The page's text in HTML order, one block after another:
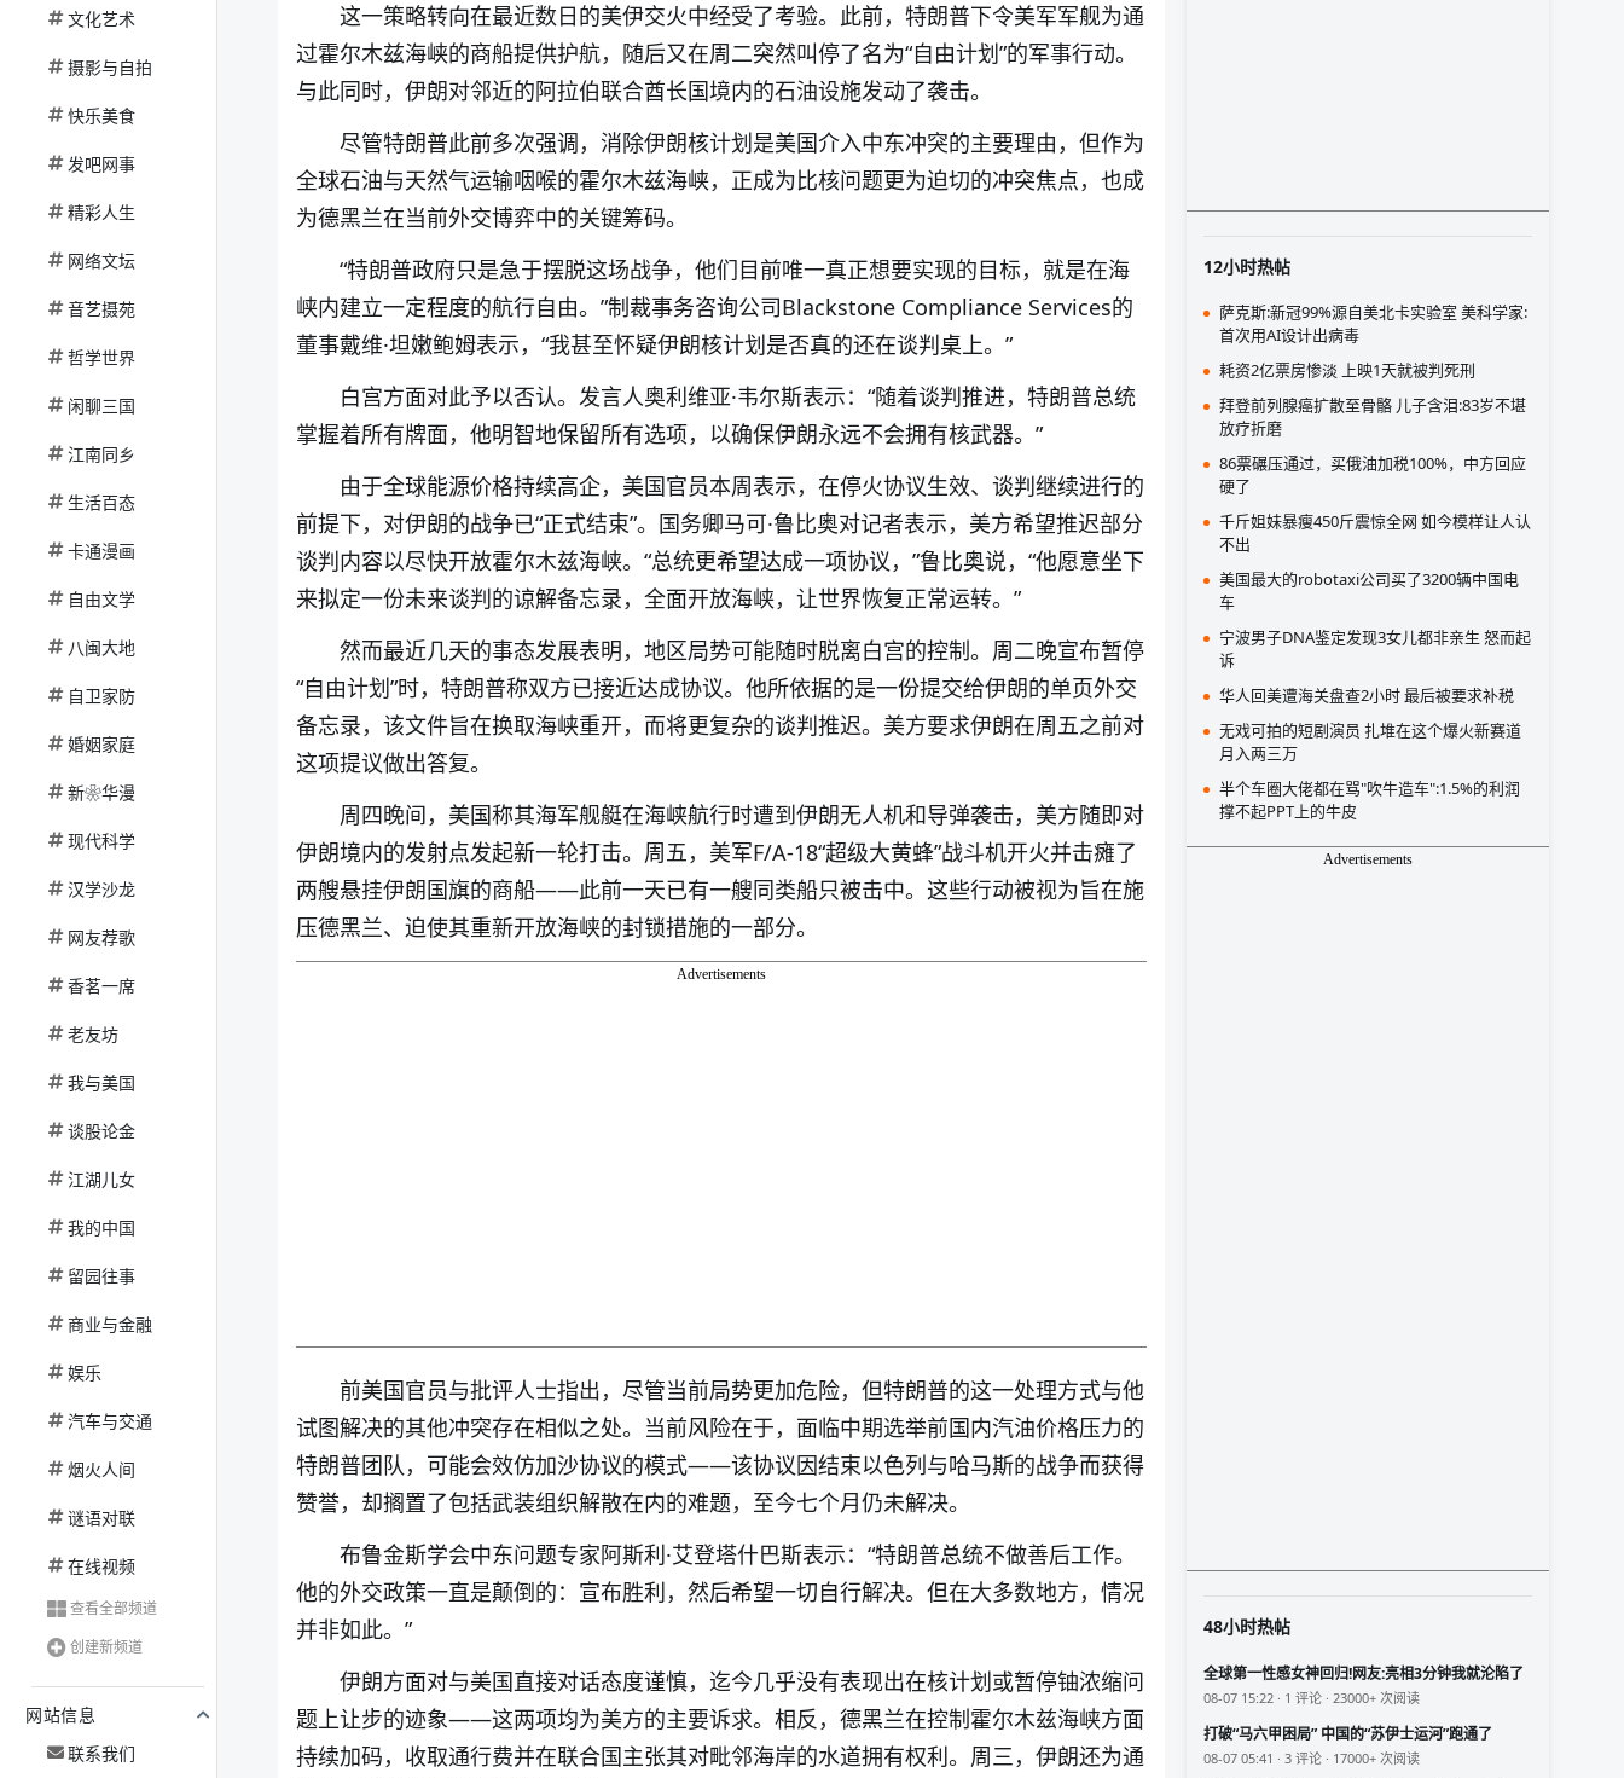
文化艺术
摄影与自拍
快乐美食
发吧网事
精彩人生
网络文坛
音艺摄苑
哲学世界
闲聊三国
江南同乡
生活百态
卡通漫画
自由文学
八闽大地
自卫家防
婚姻家庭
新❀华漫
现代科学
汉学沙龙
网友荐歌
香茗一席
老友坊
我与美国
谈股论金
江湖儿女
我的中国
留园往事
商业与金融
娱乐
汽车与交通
烟火人间
谜语对联
在线视频
查看全部频道
创建新频道
网站信息
联系我们
这一策略转向在最近数日的美伊交火中经受了考验。此前，特朗普下令美军军舰为通
过霍尔木兹海峡的商船提供护航，随后又在周二突然叫停了名为“自由计划”的军事行动。
与此同时，伊朗对邻近的阿拉伯联合酋长国境内的石油设施发动了袭击。
尽管特朗普此前多次强调，消除伊朗核计划是美国介入中东冲突的主要理由，但作为
全球石油与天然气运输咽喉的霍尔木兹海峡，正成为比核问题更为迫切的冲突焦点，也成
为德黑兰在当前外交博弈中的关键筹码。
“特朗普政府只是急于摆脱这场战争，他们目前唯一真正想要实现的目标，就是在海
峡内建立一定程度的航行自由。”制裁事务咨询公司Blackstone Compliance Services的
董事戴维·坦嫩鲍姆表示，“我甚至怀疑伊朗核计划是否真的还在谈判桌上。”
白宫方面对此予以否认。发言人奥利维亚·韦尔斯表示：“随着谈判推进，特朗普总统
掌握着所有牌面，他明智地保留所有选项，以确保伊朗永远不会拥有核武器。”
由于全球能源价格持续高企，美国官员本周表示，在停火协议生效、谈判继续进行的
前提下，对伊朗的战争已“正式结束”。国务卿马可·鲁比奥对记者表示，美方希望推迟部分
谈判内容以尽快开放霍尔木兹海峡。“总统更希望达成一项协议，”鲁比奥说，“他愿意坐下
来拟定一份未来谈判的谅解备忘录，全面开放海峡，让世界恢复正常运转。”
然而最近几天的事态发展表明，地区局势可能随时脱离白宫的控制。周二晚宣布暂停
“自由计划”时，特朗普称双方已接近达成协议。他所依据的是一份提交给伊朗的单页外交
备忘录，该文件旨在换取海峡重开，而将更复杂的谈判推迟。美方要求伊朗在周五之前对
这项提议做出答复。
周四晚间，美国称其海军舰艇在海峡航行时遭到伊朗无人机和导弹袭击，美方随即对
伊朗境内的发射点发起新一轮打击。周五，美军F/A-18“超级大黄蜂”战斗机开火并击瘫了
两艘悬挂伊朗国旗的商船——此前一天已有一艘同类船只被击中。这些行动被视为旨在施
压德黑兰、迫使其重新开放海峡的封锁措施的一部分。
Advertisements
前美国官员与批评人士指出，尽管当前局势更加危险，但特朗普的这一处理方式与他
试图解决的其他冲突存在相似之处。当前风险在于，面临中期选举前国内汽油价格压力的
特朗普团队，可能会效仿加沙协议的模式——该协议因结束以色列与哈马斯的战争而获得
赞誉，却搁置了包括武装组织解散在内的难题，至今七个月仍未解决。
布鲁金斯学会中东问题专家阿斯利·艾登塔什巴斯表示：“特朗普总统不做善后工作。
他的外交政策一直是颠倒的：宣布胜利，然后希望一切自行解决。但在大多数地方，情况
并非如此。”
伊朗方面对与美国直接对话态度谨慎，迄今几乎没有表现出在核计划或暂停铀浓缩问
题上让步的迹象——这两项均为美方的主要诉求。相反，德黑兰在控制霍尔木兹海峡方面
持续加码，收取通行费并在联合国主张其对毗邻海岸的水道拥有权利。周三，伊朗还为通
12小时热帖
萨克斯:新冠99%源自美北卡实验室 美科学家:
首次用AI设计出病毒
耗资2亿票房惨淡 上映1天就被判死刑
拜登前列腺癌扩散至骨骼 儿子含泪:83岁不堪
放疗折磨
86票碾压通过，买俄油加税100%，中方回应
硬了
千斤姐妹暴瘦450斤震惊全网 如今模样让人认
不出
美国最大的robotaxi公司买了3200辆中国电
车
宁波男子DNA鉴定发现3女儿都非亲生 怒而起
诉
华人回美遭海关盘查2小时 最后被要求补税
无戏可拍的短剧演员 扎堆在这个爆火新赛道
月入两三万
半个车圈大佬都在骂"吹牛造车":1.5%的利润
撑不起PPT上的牛皮
Advertisements
48小时热帖
全球第一性感女神回归!网友:亮相3分钟我就沦陷了
08-07 15:22 · 1 评论 · 23000+ 次阅读
打破“马六甲困局” 中国的“苏伊士运河”跑通了
08-07 05:41 · 3 评论 · 17000+ 次阅读